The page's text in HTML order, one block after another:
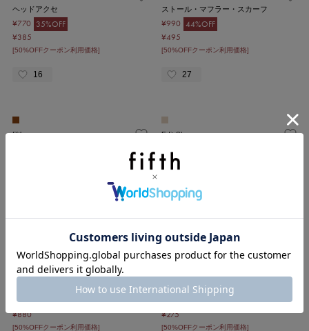
ヘッドアクセ
¥770 35%OFF
¥385
[50%OFFクーポン利用価格]
16
ストール・マフラー・スカーフ
¥990 44%OFF
¥495
[50%OFFクーポン利用価格]
27
fifth Edit Sheen
¥1,540
[50%OFFクーポン利用価格]
fifth
ストール・マフラー・スカーフ
¥1,760 41%OFF
¥880
[50%OFFクーポン利用価格]
その他アクセサリー
¥550 87%OFF
¥275
[50%OFFクーポン利用価格]